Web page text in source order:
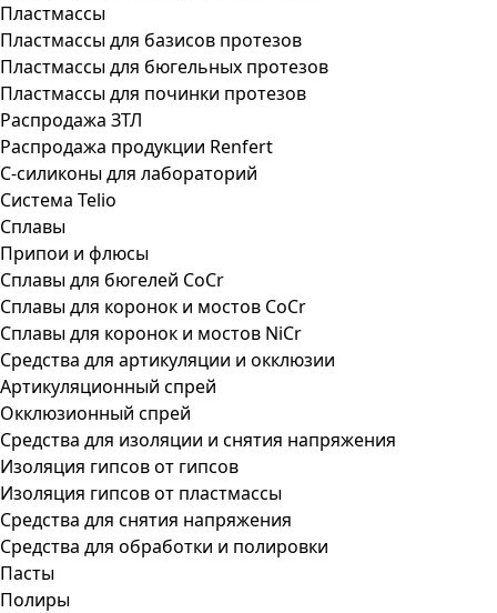
Пластмассы
Пластмассы для базисов протезов
Пластмассы для бюгельных протезов
Пластмассы для починки протезов
Распродажа ЗТЛ
Распродажа продукции Renfert
С-силиконы для лабораторий
Система Telio
Сплавы
Припои и флюсы
Сплавы для бюгелей CoCr
Сплавы для коронок и мостов CoCr
Сплавы для коронок и мостов NiCr
Средства для артикуляции и окклюзии
Артикуляционный спрей
Окклюзионный спрей
Средства для изоляции и снятия напряжения
Изоляция гипсов от гипсов
Изоляция гипсов от пластмассы
Средства для снятия напряжения
Средства для обработки и полировки
Пасты
Полиры